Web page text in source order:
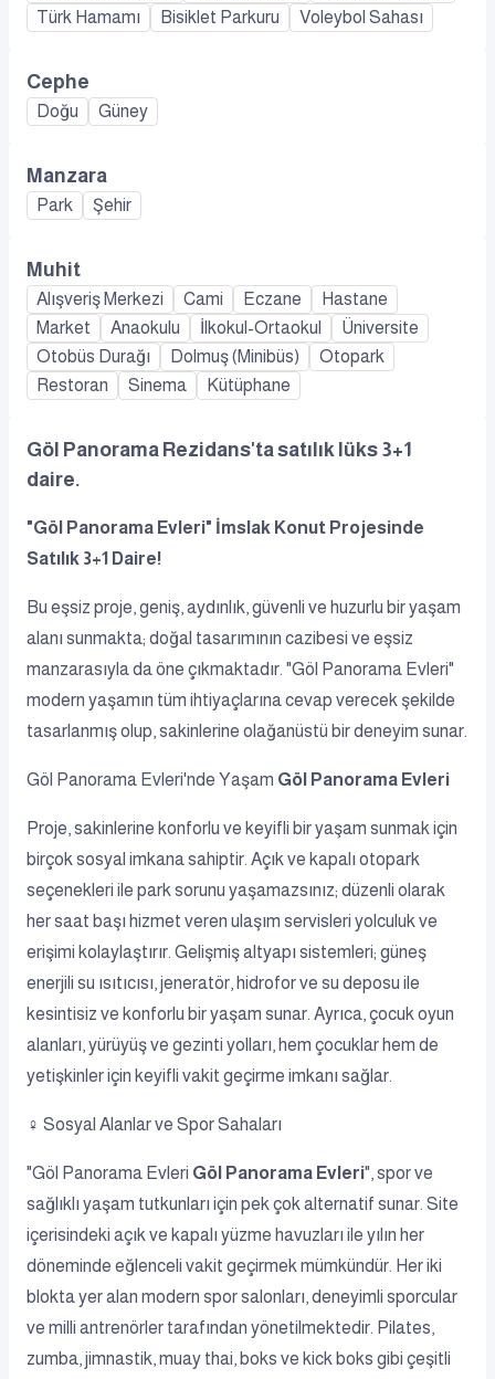
Türk Hamamı
Bisiklet Parkuru Voleybol Sahası
Cephe
Doğu Güney
Manzara
Park Şehir
Muhit
Alışveriş Merkezi Cami Eczane
Hastane
Market
Anaokulu İlkokul-Ortaokul
Üniversite
Otobüs Durağı
Dolmuş (Minibüs)
Otopark
Restoran
Sinema Kütüphane
Göl Panorama Rezidans'ta satılık lüks 3+1
daire.
"Göl Panorama Evleri" İmslak Konut Projesinde
Satılık 3+1 Daire!
Bu eşsiz proje, geniş, aydınlık, güvenli ve huzurlu bir yaşam
alanı sunmakta; doğal tasarımının cazibesi ve eşsiz
manzarasıyla da öne çıkmaktadır. "Göl Panorama Evleri"
modern yaşamın tüm ihtiyaçlarına cevap verecek şekilde
tasarlanmış olup, sakinlerine olağanüstü bir deneyim sunar.
Göl Panorama Evleri'nde Yaşam Göl Panorama Evleri
Proje, sakinlerine konforlu ve keyifli bir yaşam sunmak için
birçok sosyal imkana sahiptir. Açık ve kapalı otopark
seçenekleri ile park sorunu yaşamazsınız; düzenli olarak
her saat başı hizmet veren ulaşım servisleri yolculuk ve
erişimi kolaylaştırır. Gelişmiş altyapı sistemleri; güneş
enerjili su ısıtıcısı, jeneratör, hidrofor ve su deposu ile
kesintisiz ve konforlu bir yaşam sunar. Ayrıca, çocuk oyun
alanları, yürüyüş ve gezinti yolları, hem çocuklar hem de
yetişkinler için keyifli vakit geçirme imkanı sağlar.
‍♀️ Sosyal Alanlar ve Spor Sahaları
"Göl Panorama Evleri Göl Panorama Evleri", spor ve
sağlıklı yaşam tutkunları için pek çok alternatif sunar. Site
içerisindeki açık ve kapalı yüzme havuzları ile yılın her
döneminde eğlenceli vakit geçirmek mümkündür. Her iki
blokta yer alan modern spor salonları, deneyimli sporcular
ve milli antrenörler tarafından yönetilmektedir. Pilates,
zumba, jimnastik, muay thai, boks ve kick boks gibi çeşitli